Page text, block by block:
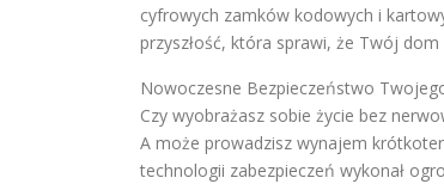
cyfrowych zamków kodowych i
przyszłość, która sprawi, że Twój
Nowoczesne Bezpieczeństwo
Czy wyobrażasz sobie życie bez
A może prowadzisz wynajem
technologii zabezpieczeń wykonał